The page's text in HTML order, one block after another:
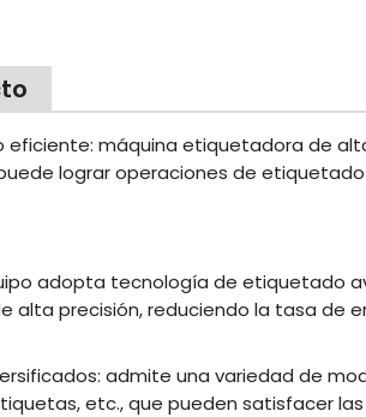
máquina etiquetadora de
lograr operaciones de
adopta tecnología de etiquetado
alta precisión, reduciendo la tasa de
admite una variedad de
etc., que pueden satisfacer